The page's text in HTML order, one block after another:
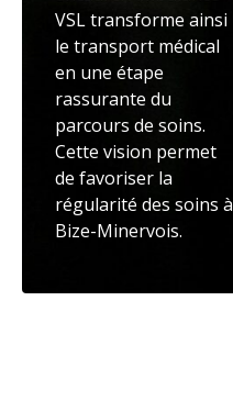
VSL transforme ainsi
le transport médical
en une étape
rassurante du
parcours de soins.
Cette vision permet
de favoriser la
régularité des soins à
Bize-Minervois.